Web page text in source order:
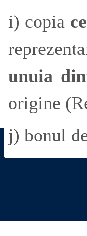
i) copia
unuia
origine
j) bonul